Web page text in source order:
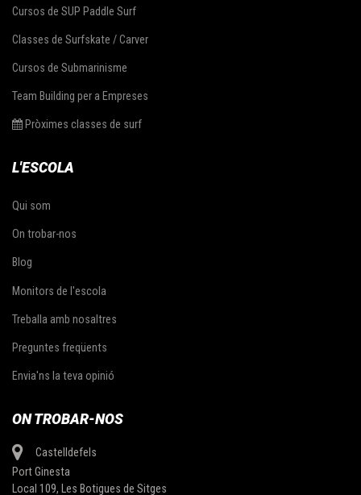
Cursos de SUP Paddle Surf
Classes de Surfskate / Carver
Cursos de Submarinisme
Team Building per a Empreses
Pròximes classes de surf
L'ESCOLA
Qui som
On trobar-nos
Blog
Monitors de l'escola
Treballa amb nosaltres
Preguntes freqüents
Envia'ns la teva opinió
ON TROBAR-NOS
Castelldefels
Port Ginesta
Local 109, Les Botigues de Sitges